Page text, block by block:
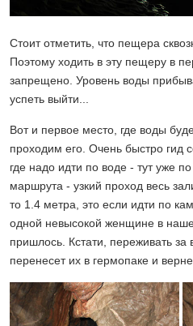
Стоит отметить, что пещера
Поэтому ходить в эту пещеру в
запрещено. Уровень воды
успеть выйти...
Вот и первое место, где воды
проходим его. Очень быстро гид
где надо идти по воде - тут уже
маршрута - узкий проход весь
то 1.4 метра, это если идти по
одной невысокой женщине в
пришлось. Кстати, переживать за
перенесет их в гермопаке и